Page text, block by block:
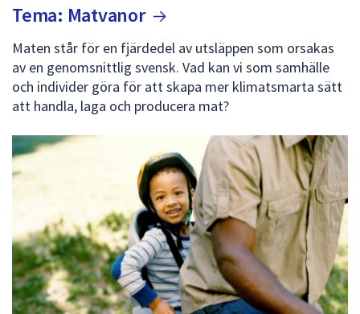
Tema: Matvanor
Maten står för en fjärdedel av utsläppen som orsakas
av en genomsnittlig svensk. Vad kan vi som samhälle
och individer göra för att skapa mer klimatsmarta sätt
att handla, laga och producera mat?